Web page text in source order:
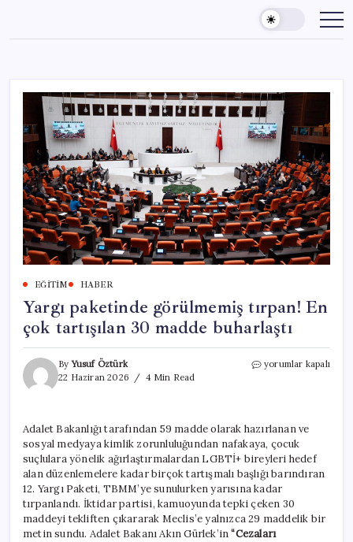
content
EĞITIM HABER
Yargı paketinde görülmemiş tırpan! En
çok tartışılan 30 madde buharlaştı
ByYusuf Öztürk
22 Haziran 2026
4 Min Read
Yargı
çok
tartışılan
30
madde
buharlaştı
için
yorumlar kapalı
Adalet Bakanlığı tarafından 59 madde olarak hazırlanan ve
sosyal medyaya kimlik zorunluluğundan nafakaya, çocuk
suçlulara yönelik ağırlaştırmalardan LGBTİ+ bireyleri hedef
alan düzenlemelere kadar birçok tartışmalı başlığı barındıran
12. Yargı Paketi, TBMM’ye sunulurken yarısına kadar
tırpanlandı. İktidar partisi, kamuoyunda tepki çeken 30
maddeyi tekliften çıkararak Meclis’e yalnızca 29 maddelik bir
metin sundu. Adalet Bakanı Akın Gürlek’in“Cezaları